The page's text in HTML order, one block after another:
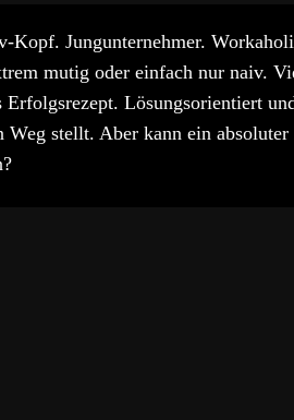
Kopf. Jungunternehmer.
mutig oder einfach nur naiv.
Lösungsorientiert
Weg stellt. Aber kann ein